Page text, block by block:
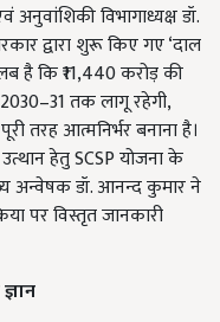
विभागाध्यक्ष डॉ.
द्वारा शुरू किए गए ‘दाल
है कि ₹11,440 करोड़ की
तक लागू रहेगी,
तरह आत्मनिर्भर बनाना है।
हेतु SCSP योजना के
अन्वेषक डॉ. आनन्द कुमार ने
पर विस्तृत जानकारी